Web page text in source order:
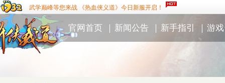
武学巅峰等您来战 《热血侠义道》今日新服开启！
官网首页 新闻公告 新手指引 ｜ 游